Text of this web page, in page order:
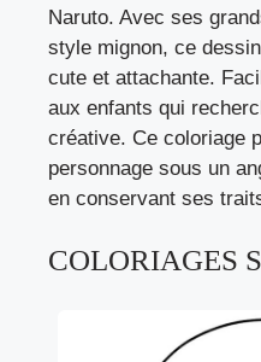
Naruto. Avec ses
style mignon, ce
cute et attachante.
aux enfants qui
créative. Ce coloriage
personnage sous un
en conservant ses
COLORIAGES